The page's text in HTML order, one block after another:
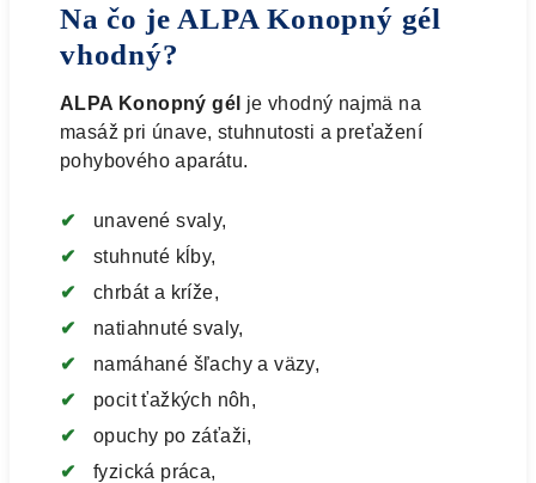
Na čo je ALPA Konopný gél
vhodný?
ALPA Konopný gél je vhodný najmä na
masáž pri únave, stuhnutosti a preťažení
pohybového aparátu.
unavené svaly,
stuhnuté kĺby,
chrbát a kríže,
natiahnuté svaly,
namáhané šľachy a väzy,
pocit ťažkých nôh,
opuchy po záťaži,
fyzická práca,